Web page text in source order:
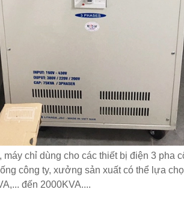
chỉ dùng cho các thiết bị điện 3 pha
công ty, xưởng sản xuất có thể lựa
đến 2000KVA....